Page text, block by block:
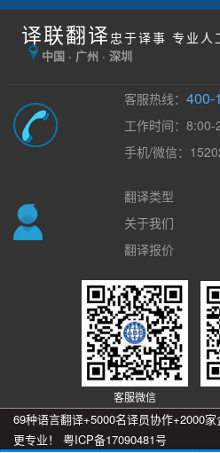
译联翻译 忠于译事 专业人
中国 · 广州 · 深圳
客服热线：400-
工作时间：
手机/微信：
翻译类型
关于我们
翻译报价
客服微信
69种语言翻译+5000名译员协作+2000
更专业！ 粤ICP备17090481号